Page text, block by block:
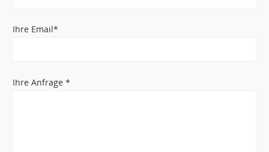
Ihre Email*
Ihre Anfrage *